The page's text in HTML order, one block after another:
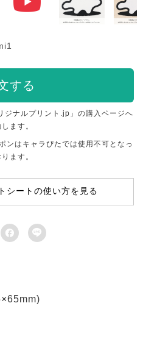
する
ナルプリント.jp」の購入ページへ
ます。
ンはキャラぴたでは使用不可となっ
ます。
シートの使い方を見る
 